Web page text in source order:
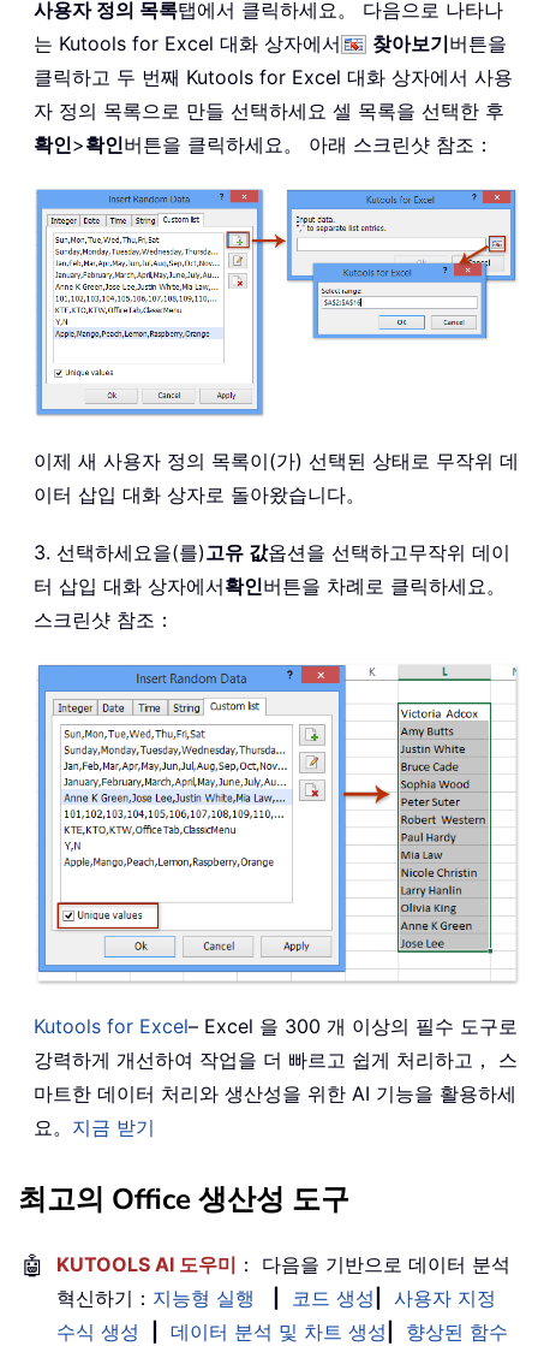
사용자 정의 목록탭에서 클릭하세요。 다음으로 나타나
는 Kutools for Excel 대화 상자에서
찾아보기버튼을
클릭하고 두 번째 Kutools for Excel 대화 상자에서 사용
자 정의 목록으로 만들 선택하세요 셀 목록을 선택한 후
확인>확인버튼을 클릭하세요。 아래 스크린샷 참조：
이제 새 사용자 정의 목록이(가) 선택된 상태로 무작위 데
이터 삽입 대화 상자로 돌아왔습니다。
3. 선택하세요을(를)고유 값옵션을 선택하고무작위 데이
터 삽입 대화 상자에서확인버튼을 차례로 클릭하세요。
스크린샷 참조：
Kutools for Excel– Excel 을 300 개 이상의 필수 도구로
강력하게 개선하여 작업을 더 빠르고 쉽게 처리하고， 스
마트한 데이터 처리와 생산성을 위한 AI 기능을 활용하세
요。 지금 받기
최고의 Office 생산성 도구
🤖 KUTOOLS AI 도우미 ： 다음을 기반으로 데이터 분석
혁신하기： 지능형 실행 코드 생성
사용자 지정
수식 생성
데이터 분석 및 차트 생성
향상된 함수